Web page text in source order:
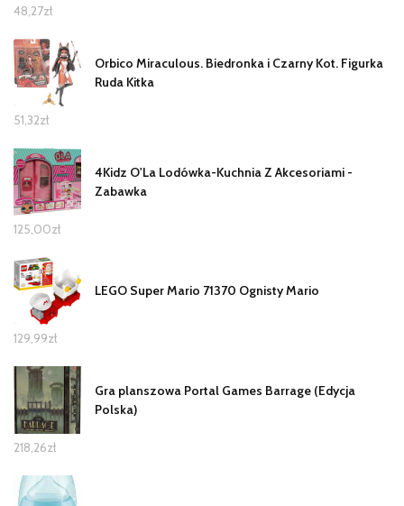
48,27zł
Orbico Miraculous. Biedronka i Czarny Kot. Figurka
Ruda Kitka
51,32zł
4Kidz O'La Lodówka-Kuchnia Z Akcesoriami -
Zabawka
125,00zł
LEGO Super Mario 71370 Ognisty Mario
129,99zł
Gra planszowa Portal Games Barrage (Edycja
Polska)
218,26zł